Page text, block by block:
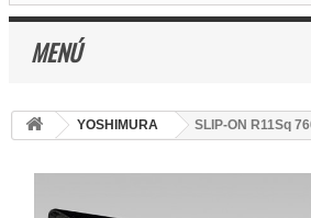
MENÚ
YOSHIMURA SLIP-ON R11Sq